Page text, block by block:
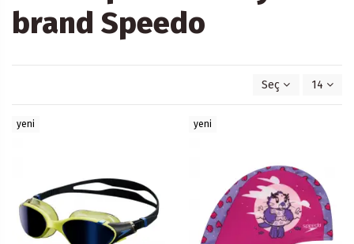
brand Speedo
Seç 14
yeni yeni